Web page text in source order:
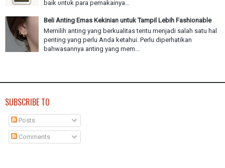
baik υntυk раrа pemakainya...
Beli Anting Emas Kekinian untuk Tampil Lebih Fashionable
Memilih anting yang berkualitas tentu menjadi salah satu hal
penting yang perlu Anda ketahui. Perlu diperhatikan
bahwasannya anting yang mem...
SUBSCRIBE TO
Posts
Comments